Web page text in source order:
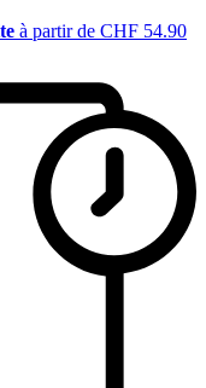
à partir de CHF 54.90